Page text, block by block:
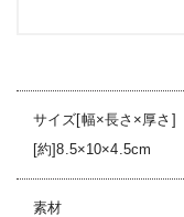
サイズ[幅×長さ×厚さ]
[約]8.5×10×4.5cm
素材